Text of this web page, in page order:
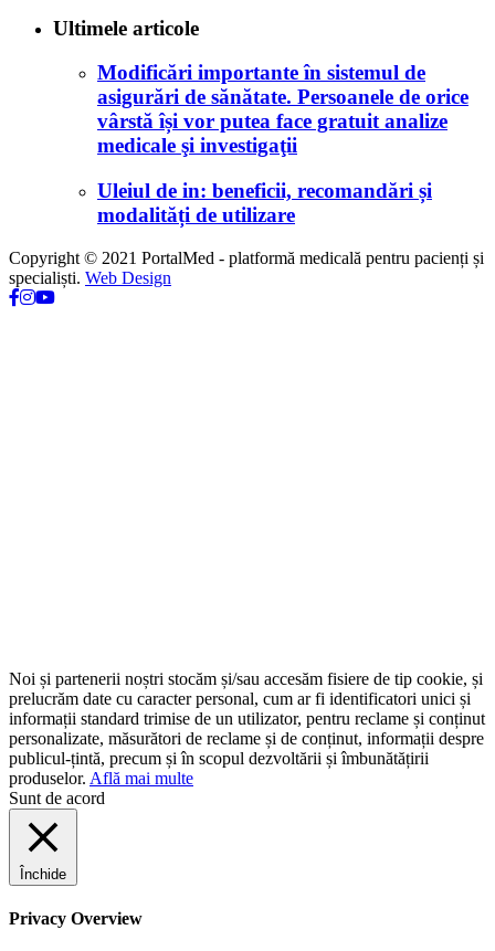
Ultimele articole
Modificări importante în sistemul de
asigurări de sănătate. Persoanele de orice
vârstă își vor putea face gratuit analize
medicale şi investigaţii
Uleiul de in: beneficii, recomandări și
modalități de utilizare
Copyright © 2021 PortalMed - platformă medicală pentru pacienți și
specialiști. Web Design
Noi și partenerii noștri stocăm și/sau accesăm fisiere de tip cookie, și
prelucrăm date cu caracter personal, cum ar fi identificatori unici și
informații standard trimise de un utilizator, pentru reclame și conținut
personalizate, măsurători de reclame și de conținut, informații despre
publicul-țintă, precum și în scopul dezvoltării și îmbunătățirii
produselor. Află mai multe
Sunt de acord
Închide
Privacy Overview